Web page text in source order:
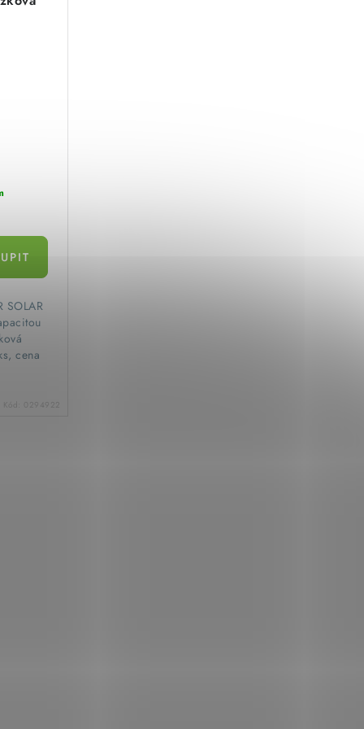
SOLAR
cena
Kód: 0294922